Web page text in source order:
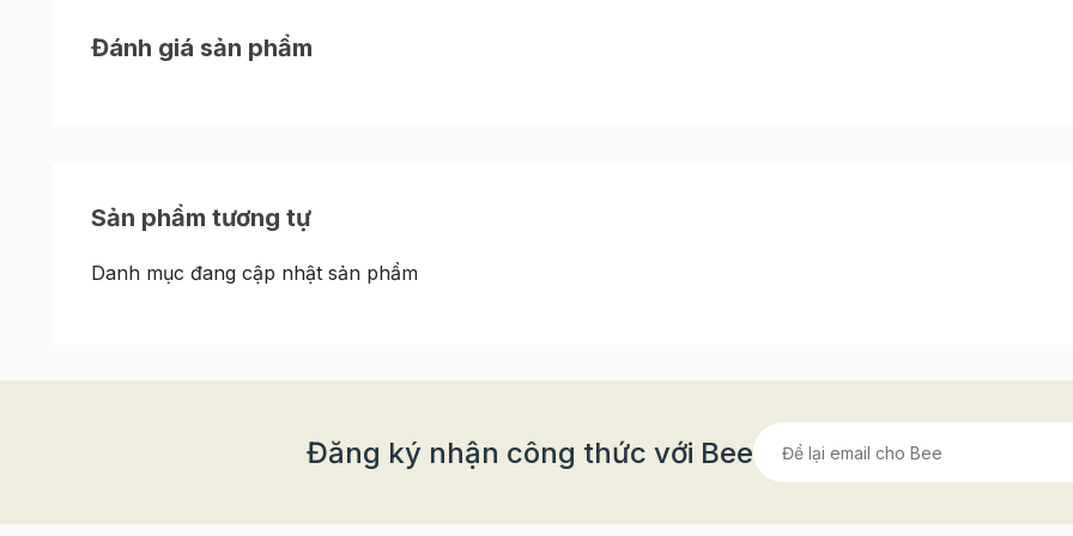
Tips Bọc Nhân Lava Trứng Muối "Chuẩn Không Cần Chỉnh"
túi bắt kem để tạo viên), sau đó đặt vào ngăn đá tủ lạnh ít nhất 2-3 tiếng để nhân đông cứng hoàn
Để nhân lava không bị chảy khi bọc, hãy dùng một lớp nhân truyền
Đánh giá sản phẩm
Sản phẩm tương tự
Danh mục đang cập nhật sản phẩm
Đăng ký nhận công thức với Bee